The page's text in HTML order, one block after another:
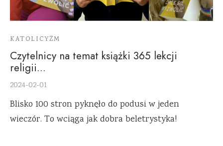
KATOLICYZM
Czytelnicy na temat książki 365 lekcji
religii…
2024-02-01
Blisko 100 stron pyknęło do podusi w jeden
wieczór. To wciąga jak dobra beletrystyka!